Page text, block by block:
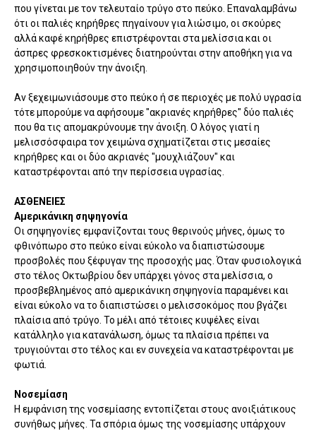
που γίνεται με τον τελευταίο τρύγο στο πεύκο. Επαναλαμβάνω
ότι οι παλιές κηρήθρες πηγαίνουν για λιώσιμο, οι σκούρες
αλλά καφέ κηρήθρες επιστρέφονται στα μελίσσια και οι
άσπρες φρεσκοκτισμένες διατηρούνται στην αποθήκη για να
χρησιμοποιηθούν την άνοιξη.
Αν ξεχειμωνιάσουμε στο πεύκο ή σε περιοχές με πολύ υγρασία
τότε μπορούμε να αφήσουμε "ακριανές κηρήθρες" δύο παλιές
που θα τις απομακρύνουμε την άνοιξη. Ο λόγος γιατί η
μελισσόσφαιρα τον χειμώνα σχηματίζεται στις μεσαίες
κηρήθρες και οι δύο ακριανές "μουχλιάζουν" και
καταστρέφονται από την περίσσεια υγρασίας.
ΑΣΘΕΝΕΙΕΣ
Αμερικάνικη σηψηγονία
Οι σηψηγονίες εμφανίζονται τους θερινούς μήνες, όμως το
φθινόπωρο στο πεύκο είναι εύκολο να διαπιστώσουμε
προσβολές που ξέφυγαν της προσοχής μας. Όταν φυσιολογικά
στο τέλος Οκτωβρίου δεν υπάρχει γόνος στα μελίσσια, ο
προσβεβλημένος από αμερικάνικη σηψηγονία παραμένει και
είναι εύκολο να το διαπιστώσει ο μελισσοκόμος που βγάζει
πλαίσια από τρύγο. Το μέλι από τέτοιες κυψέλες είναι
κατάλληλο για κατανάλωση, όμως τα πλαίσια πρέπει να
τρυγιούνται στο τέλος και εν συνεχεία να καταστρέφονται με
φωτιά.
Νοσεμίαση
Η εμφάνιση της νοσεμίασης εντοπίζεται στους ανοιξιάτικους
συνήθως μήνες. Τα σπόρια όμως της νοσεμίασης υπάρχουν